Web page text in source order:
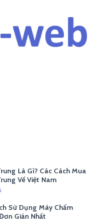
Là Gì? Các Cách Mua
Về Việt Nam
Sử Dụng Máy Chấm
Giản Nhất